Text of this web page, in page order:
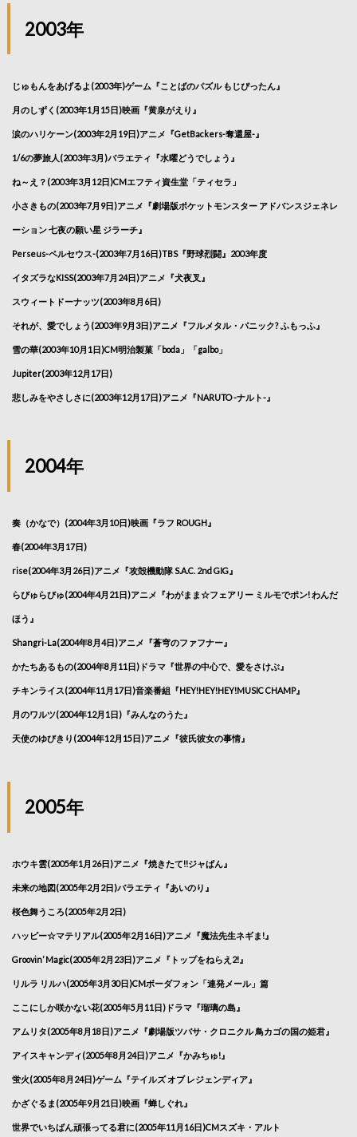
2003年
じゅもんをあげるよ(2003年)ゲーム『ことばのパズル もじぴったん』
月のしずく(2003年1月15日)映画『黄泉がえり』
涙のハリケーン(2003年2月19日)アニメ『GetBackers-奪還屋-』
1/6の夢旅人(2003年3月)バラエティ『水曜どうでしょう』
ね～え？(2003年3月12日)CMエフティ資生堂「ティセラ」
小さきもの(2003年7月9日)アニメ『劇場版ポケットモンスター アドバンスジェネレ
ーション 七夜の願い星 ジラーチ』
Perseus-ペルセウス-(2003年7月16日)TBS『野球烈闘』2003年度
イタズラなKISS(2003年7月24日)アニメ『犬夜叉』
スウィートドーナッツ(2003年8月6日)
それが、愛でしょう(2003年9月3日)アニメ『フルメタル・パニック? ふもっふ』
雪の華(2003年10月1日)CM明治製菓「boda」「galbo」
Jupiter(2003年12月17日)
悲しみをやさしさに(2003年12月17日)アニメ『NARUTO -ナルト-』
2004年
奏（かなで）(2004年3月10日)映画『ラフ ROUGH』
春(2004年3月17日)
rise(2004年3月26日)アニメ『攻殻機動隊 S.A.C. 2nd GIG』
らびゅらびゅ(2004年4月21日)アニメ『わがまま☆フェアリー ミルモでポン! わんだ
ほう』
Shangri-La(2004年8月4日)アニメ『蒼穹のファフナー』
かたちあるもの(2004年8月11日)ドラマ『世界の中心で、愛をさけぶ』
チキンライス(2004年11月17日)音楽番組『HEY!HEY!HEY!MUSIC CHAMP』
月のワルツ(2004年12月1日)『みんなのうた』
天使のゆびきり(2004年12月15日)アニメ『彼氏彼女の事情』
2005年
ホウキ雲(2005年1月26日)アニメ『焼きたて!!ジャぱん』
未来の地図(2005年2月2日)バラエティ『あいのり』
桜色舞うころ(2005年2月2日)
ハッピー☆マテリアル(2005年2月16日)アニメ『魔法先生ネギま!』
Groovin’ Magic(2005年2月23日)アニメ『トップをねらえ2!』
リルラ リルハ(2005年3月30日)CMボーダフォン「連発メール」篇
ここにしか咲かない花(2005年5月11日)ドラマ『瑠璃の島』
アムリタ(2005年8月18日)アニメ『劇場版ツバサ・クロニクル 鳥カゴの国の姫君』
アイスキャンディ(2005年8月24日)アニメ『かみちゅ!』
蛍火(2005年8月24日)ゲーム『テイルズ オブ レジェンディア』
かざぐるま(2005年9月21日)映画『蝉しぐれ』
世界でいちばん頑張ってる君に(2005年11月16日)CMスズキ・アルト